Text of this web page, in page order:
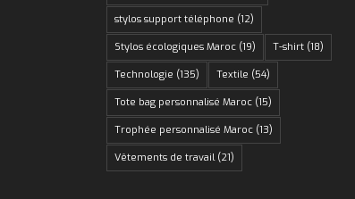
stylos support téléphone (12)
Stylos écologiques Maroc (19) T-shirt (18)
Technologie (135) Textile (54)
Tote bag personnalisé Maroc (15)
Trophée personnalisé Maroc (13)
Vêtements de travail(21)